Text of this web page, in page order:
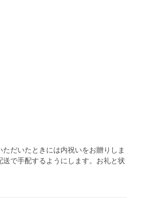
だいたときには内祝いをお贈りしま
で手配するようにします。お礼と状